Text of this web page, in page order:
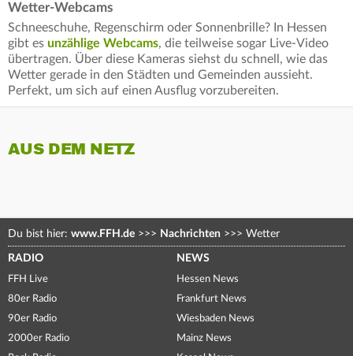
Wetter-Webcams
Schneeschuhe, Regenschirm oder Sonnenbrille? In Hessen
gibt es unzählige Webcams, die teilweise sogar Live-Video
übertragen. Über diese Kameras siehst du schnell, wie das
Wetter gerade in den Städten und Gemeinden aussieht.
Perfekt, um sich auf einen Ausflug vorzubereiten.
AUS DEM NETZ
Du bist hier: www.FFH.de >>> Nachrichten >>> Wetter
RADIO
FFH Live
80er Radio
90er Radio
2000er Radio
NEWS
Hessen News
Frankfurt News
Wiesbaden News
Mainz News